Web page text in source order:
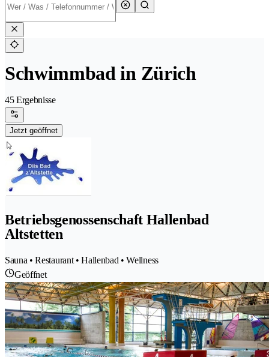
Schwimmbad in Zürich
45 Ergebnisse
Jetzt geöffnet
Betriebsgenossenschaft Hallenbad
Altstetten
Sauna • Restaurant • Hallenbad • Wellness
Geöffnet